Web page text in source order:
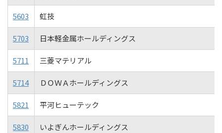
5603 虹技
5703 日本軽金属ホールディングス
5711 三菱マテリアル
5714 ＤＯＷＡホールディングス
5821 平河ヒューテック
5830 いよぎんホールディングス